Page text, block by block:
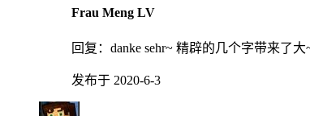
Frau Meng LV
回复： danke sehr~ 精辟的几个字带来了
发布于 2020-6-3